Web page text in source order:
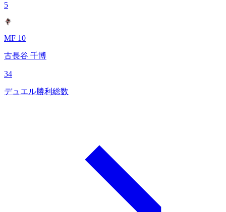
5
MF 10
古長谷 千博
34
デュエル勝利総数